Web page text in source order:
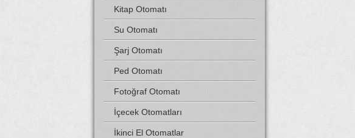
Kitap Otomatı
Su Otomatı
Şarj Otomatı
Ped Otomatı
Fotoğraf Otomatı
İçecek Otomatları
İkinci El Otomatlar